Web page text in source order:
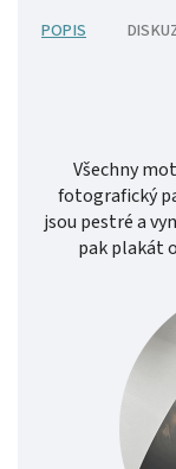
POPIS
Všechny
fotografický
jsou pestré a
pak plakát